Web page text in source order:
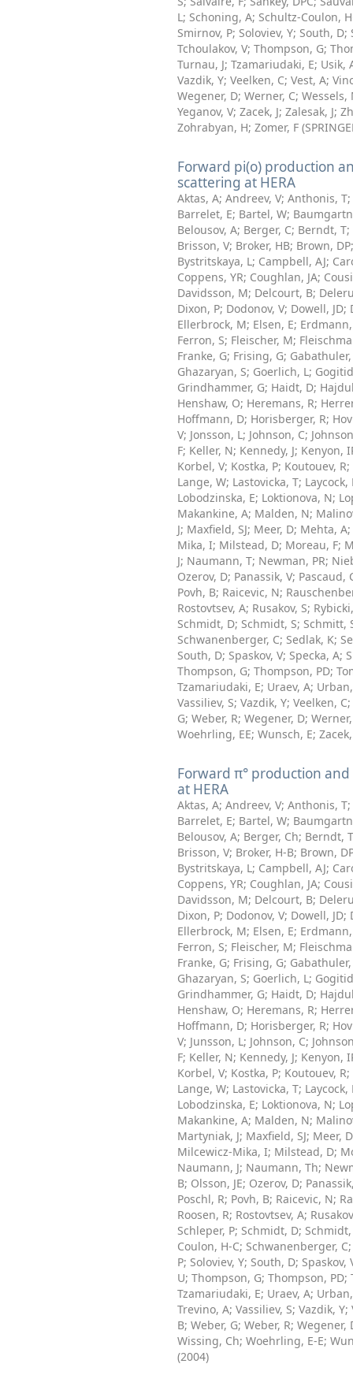
L; Schoning, A; Schultz-Coulon,
Smirnov, P; Soloviev, Y; South, D;
Tchoulakov, V; Thompson, G;
Turnau, J; Tzamariudaki, E; Usik,
Vazdik, Y; Veelken, C; Vest, A;
Wegener, D; Werner, C; Wessels,
Yeganov, V; Zacek, J; Zalesak, J;
Zohrabyan, H; Zomer, F (
Forward pi(o) production
scattering at HERA
Aktas, A; Andreev, V; Anthonis, T;
Barrelet, E; Bartel, W;
Belousov, A; Berger, C; Berndt, T;
Brisson, V; Broker, HB; Brown, DP
Bystritskaya, L; Campbell, AJ;
Coppens, YR; Coughlan, JA;
Davidsson, M; Delcourt, B;
Dixon, P; Dodonov, V; Dowell, JD;
Ellerbrock, M; Elsen, E;
Ferron, S; Fleischer, M;
Franke, G; Frising, G; Gabathuler,
Ghazaryan, S; Goerlich, L;
Grindhammer, G; Haidt, D;
Henshaw, O; Heremans, R;
Hoffmann, D; Horisberger, R;
V; Jonsson, L; Johnson, C;
F; Keller, N; Kennedy, J; Kenyon,
Korbel, V; Kostka, P; Koutouev, R;
Lange, W; Lastovicka, T; Laycock,
Lobodzinska, E; Loktionova, N;
Makankine, A; Malden, N;
J; Maxfield, SJ; Meer, D; Mehta, A;
Mika, I; Milstead, D; Moreau, F;
J; Naumann, T; Newman, PR;
Ozerov, D; Panassik, V; Pascaud,
Povh, B; Raicevic, N;
Rostovtsev, A; Rusakov, S;
Schmidt, D; Schmidt, S; Schmitt,
Schwanenberger, C; Sedlak, K;
South, D; Spaskov, V; Specka, A;
Thompson, G; Thompson, PD;
Tzamariudaki, E; Uraev, A;
Vassiliev, S; Vazdik, Y; Veelken, C;
G; Weber, R; Wegener, D;
Woehrling, EE; Wunsch, E; Zacek,
Forward π° production
at HERA
Aktas, A; Andreev, V; Anthonis, T;
Barrelet, E; Bartel, W;
Belousov, A; Berger, Ch; Berndt, T
Brisson, V; Broker, H-B; Brown,
Bystritskaya, L; Campbell, AJ;
Coppens, YR; Coughlan, JA;
Davidsson, M; Delcourt, B;
Dixon, P; Dodonov, V; Dowell, JD;
Ellerbrock, M; Elsen, E;
Ferron, S; Fleischer, M;
Franke, G; Frising, G; Gabathuler,
Ghazaryan, S; Goerlich, L;
Grindhammer, G; Haidt, D;
Henshaw, O; Heremans, R;
Hoffmann, D; Horisberger, R;
V; Junsson, L; Johnson, C;
F; Keller, N; Kennedy, J; Kenyon,
Korbel, V; Kostka, P; Koutouev, R;
Lange, W; Lastovicka, T; Laycock,
Lobodzinska, E; Loktionova, N;
Makankine, A; Malden, N;
Martyniak, J; Maxfield, SJ; Meer, D
Milcewicz-Mika, I; Milstead, D;
Naumann, J; Naumann, Th;
B; Olsson, JE; Ozerov, D;
Poschl, R; Povh, B; Raicevic, N;
Roosen, R; Rostovtsev, A;
Schleper, P; Schmidt, D; Schmidt,
Coulon, H-C; Schwanenberger, C
P; Soloviev, Y; South, D; Spaskov,
U; Thompson, G; Thompson, PD;
Tzamariudaki, E; Uraev, A;
Trevino, A; Vassiliev, S; Vazdik, Y;
B; Weber, G; Weber, R; Wegener,
Wissing, Ch; Woehrling, E-E;
(2004)